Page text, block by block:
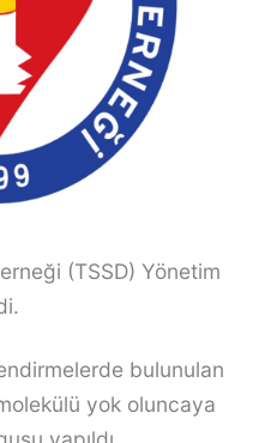
(TSSD) Yönetim
bulunulan
yok oluncaya